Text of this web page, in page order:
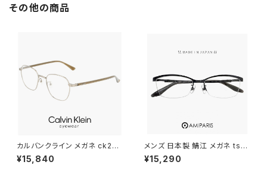
その他の商品
カルバンクライン メガネ ck221
30lb-021 48mm calvin klei
n 眼鏡 メンズ レディース ユニセ
¥15,840
メンズ 日本製 鯖江 メガネ ts-8
061 19 amiparis 眼鏡 チタン
フレーム ts8061 アミパリ ナイ
¥15,290